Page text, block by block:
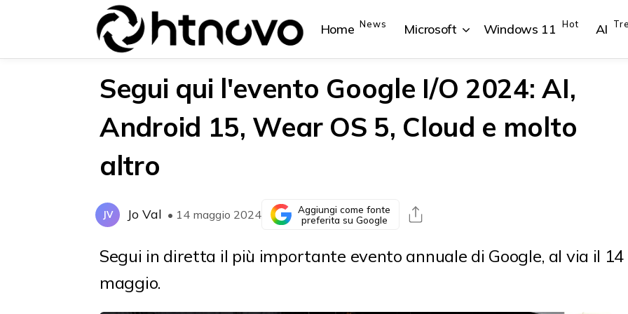
Home News Microsoft
{{POSTS[0].LABEL}}
{{posts[0].title}}
{{POSTS[1].LABEL}} {{POSTS[2].LABEL}}
Windows 11 Hot AI
{{POSTS[0].LABEL}}
{{posts[0].title}}
{{POSTS[1].LABEL}} {{POSTS[2].LABEL}}
Segui qui l'evento Google I/O 2024: AI,
Android 15, Wear OS 5, Cloud e molto
altro
JV Jo Val • 14 maggio 2024
Aggiungi come fonte
preferita su Google
Segui in diretta il più importante evento annuale di Google, al via il 14
maggio.